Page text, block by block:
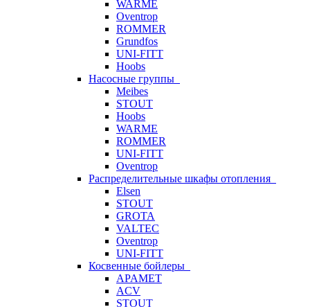
WARME
Oventrop
ROMMER
Grundfos
UNI-FITT
Hoobs
Насосные группы
Meibes
STOUT
Hoobs
WARME
ROMMER
UNI-FITT
Oventrop
Распределительные шкафы отопления
Elsen
STOUT
GROTA
VALTEC
Oventrop
UNI-FITT
Косвенные бойлеры
APAMET
ACV
STOUT